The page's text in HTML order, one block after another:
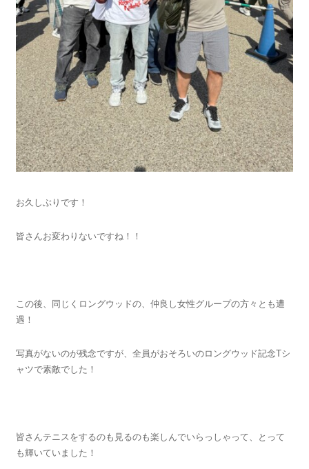
お久しぶりです！
皆さんお変わりないですね！！
この後、同じくロングウッドの、仲良し女性グループの方々とも遭
遇！
写真がないのが残念ですが、全員がおそろいのロングウッド記念Tシ
ャツで素敵でした！
皆さんテニスをするのも見るのも楽しんでいらっしゃって、とって
も輝いていました！